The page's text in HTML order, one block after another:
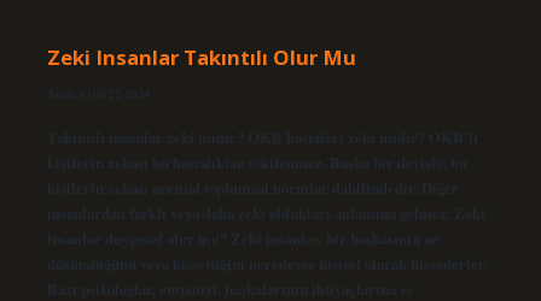
Zeki Insanlar Takıntılı Olur Mu
Tarih: Eylül 22, 2024
Takıntılı insanlar zeki mıdır? OKB hastaları zeki midir? OKB’li
kişilerin zekası bu hastalıktan etkilenmez. Başka bir deyişle, bu
kişilerin zekası normal toplumsal normlar dahilindedir. Diğer
insanlardan farklı veya daha zeki oldukları anlamına gelmez. Zeki
insanlar duygusal olur mu? Zeki insanlar, bir başkasının ne
düşündüğünü veya hissettiğini neredeyse kişisel olarak hissederler.
Bazı psikologlar, empatiyi, başkalarının ihtiyaçlarına ve